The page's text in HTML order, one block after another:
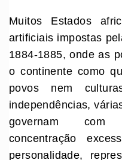
Muitos Estados
artificiais impostas
1884-1885, onde as
o continente como
povos nem
independências,
governam com
concentração
personalidade,